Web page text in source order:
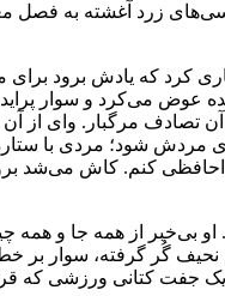
زرد آغشته به فصل
کرد که یادش برود برای
عوض می‌کرد و سوار
تصادف مرگبار. وای
شود؛ مردی با
کنم. کاش می‌شد بروم
بی‌خبر از همه جا و همه
گُر گرفته، سوار بر
جفت کتانی ورزشی که